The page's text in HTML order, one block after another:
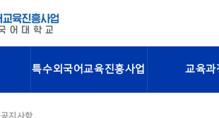
특수외국어교육진흥사업 교육과